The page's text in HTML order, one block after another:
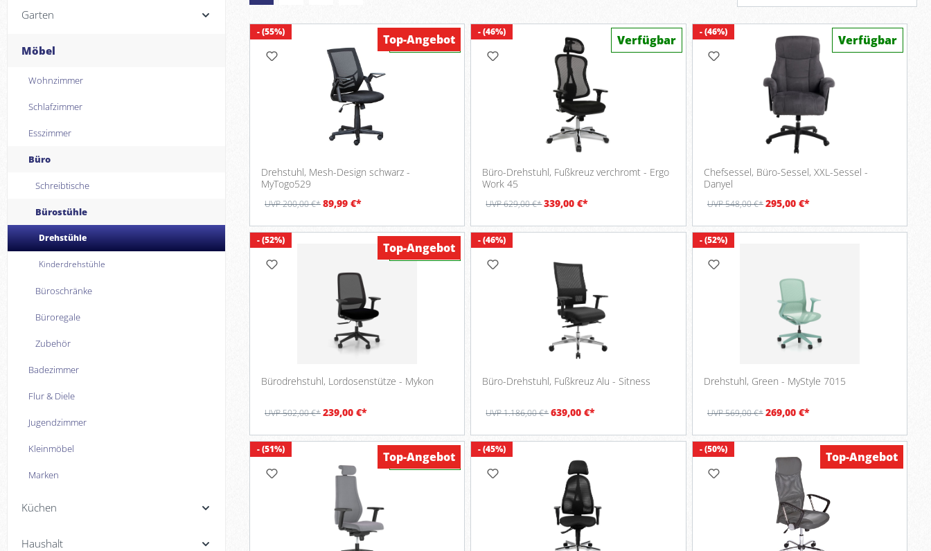
Garten
Möbel
Wohnzimmer
Schlafzimmer
Esszimmer
Büro
Schreibtische
Bürostühle
Drehstühle
Kinderdrehstühle
Büroschränke
Büroregale
Zubehör
Badezimmer
Flur & Diele
Jugendzimmer
Kleinmöbel
Marken
Küchen
Haushalt
- (55%)
Drehstuhl, Mesh-Design schwarz -
MyTogo529
UVP 200,00 €*89,99 €*
Verfügbar
Top-Angebot
- (46%)
Büro-Drehstuhl, Fußkreuz verchromt - Ergo
Work 45
UVP 629,00 €*339,00 €*
Verfügbar
- (46%)
Chefsessel, Büro-Sessel, XXL-Sessel -
Danyel
UVP 548,00 €*295,00 €*
Verfügbar
- (52%)
Bürodrehstuhl, Lordosenstütze - Mykon
UVP 502,00 €*239,00 €*
Verfügbar
Top-Angebot
- (46%)
Büro-Drehstuhl, Fußkreuz Alu - Sitness
UVP 1.186,00 €*639,00 €*
- (52%)
Drehstuhl, Green - MyStyle 7015
UVP 569,00 €*269,00 €*
- (51%)
Verfügbar
Top-Angebot
- (45%) - (50%)
Top-Angebot